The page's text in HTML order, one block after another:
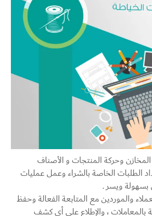
وحركة المنتجات و الأصناف
الطلبات الخاصة بالشراء وعمل عمليات
بسهولة ويسر .
والموردين مع المتابعة الفعالة وحفظ
بالمعاملات ، والإطلاع على أي كشف